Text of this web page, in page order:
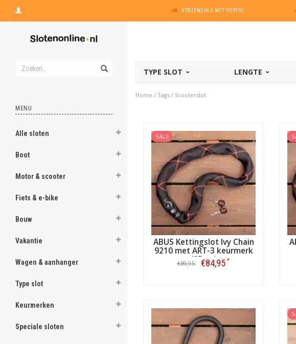
VERZENDING MET POSTNL
MENU
Alle sloten
Boot
Motor & scooter
Fiets & e-bike
Bouw
Vakantie
Wagen & aanhanger
Type slot
Keurmerken
Speciale sloten
TYPE SLOT LENGTE
Home / Tags / Scooterslot
SALE
ABUS Kettingslot Ivy Chain
9210 met ART-3 keurmerk
(85cm)
€89,95 €84,95 *